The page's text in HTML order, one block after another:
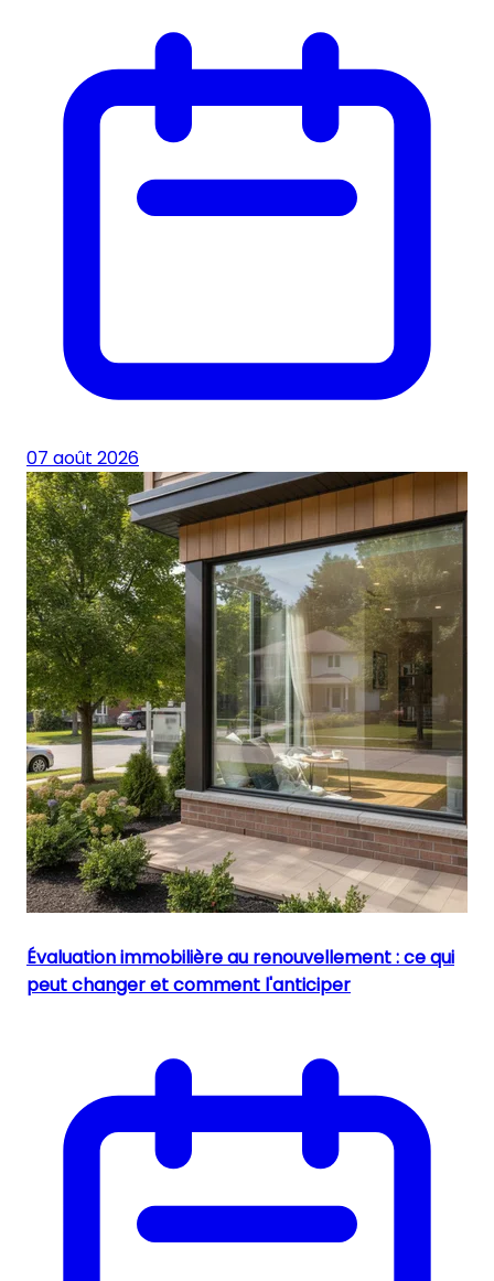
07 août 2026
Évaluation immobilière au renouvellement : ce qui
peut changer et comment l'anticiper